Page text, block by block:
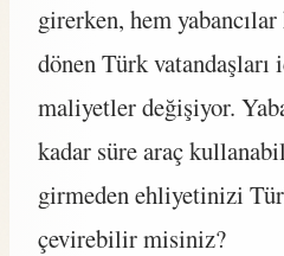
girerken, hem
dönen Türk
maliyetler değişiyor.
kadar süre araç
girmeden ehliyetinizi
çevirebilir misiniz?